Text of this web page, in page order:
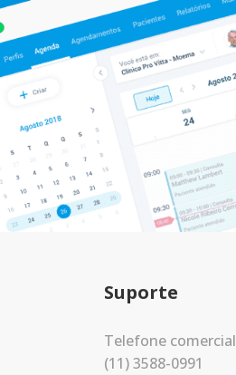
Suporte
Telefone comercial
(11) 3588-0991